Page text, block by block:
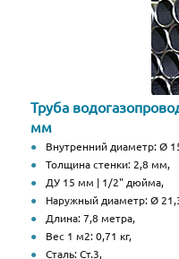
Труба
мм
Внутренний диаметр: Ø
Толщина стенки: 2,8 мм,
ДУ 15 мм | 1/2" дюйма,
Наружный диаметр: Ø
Длина: 7,8 метра,
Вес 1 м2: 0,71 кг,
Сталь: Ст.3,